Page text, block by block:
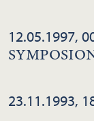
12.05.1997,
23.11.1993,